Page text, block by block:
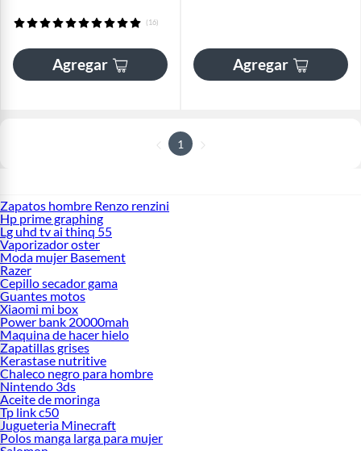
(16)
Agregar Agregar
1
Zapatos hombre Renzo renzini
Hp prime graphing
Lg uhd tv ai thinq 55
Vaporizador oster
Moda mujer Basement
Razer
Cepillo secador gama
Guantes motos
Xiaomi mi box
Power bank 20000mah
Maquina de hacer hielo
Zapatillas grises
Kerastase nutritive
Chaleco negro para hombre
Nintendo 3ds
Aceite de moringa
Tp link c50
Jugueteria Minecraft
Polos manga larga para mujer